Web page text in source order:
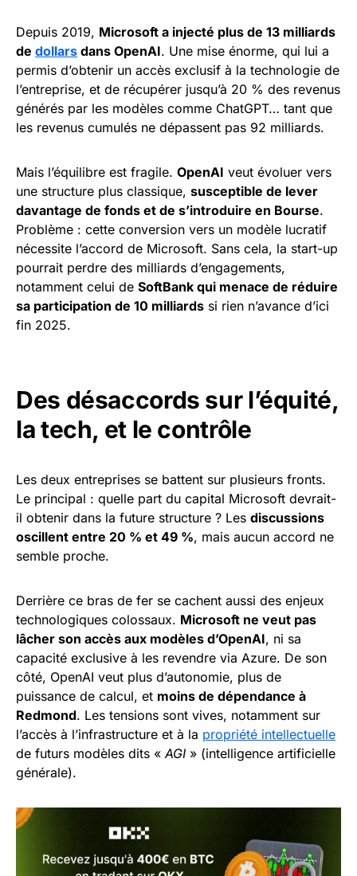
Depuis 2019, Microsoft a injecté plus de 13 milliards
de dollars dans OpenAI. Une mise énorme, qui lui a
permis d’obtenir un accès exclusif à la technologie de
l’entreprise, et de récupérer jusqu’à 20 % des revenus
générés par les modèles comme ChatGPT… tant que
les revenus cumulés ne dépassent pas 92 milliards.
Mais l’équilibre est fragile. OpenAI veut évoluer vers
une structure plus classique, susceptible de lever
davantage de fonds et de s’introduire en Bourse.
Problème : cette conversion vers un modèle lucratif
nécessite l’accord de Microsoft. Sans cela, la start-up
pourrait perdre des milliards d’engagements,
notamment celui de SoftBank qui menace de réduire
sa participation de 10 milliards si rien n’avance d’ici
fin 2025.
Des désaccords sur l’équité,
la tech, et le contrôle
Les deux entreprises se battent sur plusieurs fronts.
Le principal : quelle part du capital Microsoft devrait-
il obtenir dans la future structure ? Les discussions
oscillent entre 20 % et 49 %, mais aucun accord ne
semble proche.
Derrière ce bras de fer se cachent aussi des enjeux
technologiques colossaux. Microsoft ne veut pas
lâcher son accès aux modèles d’OpenAI, ni sa
capacité exclusive à les revendre via Azure. De son
côté, OpenAI veut plus d’autonomie, plus de
puissance de calcul, et moins de dépendance à
Redmond. Les tensions sont vives, notamment sur
l’accès à l’infrastructure et à la propriété intellectuelle
de futurs modèles dits «AGI » (intelligence artificielle
générale).